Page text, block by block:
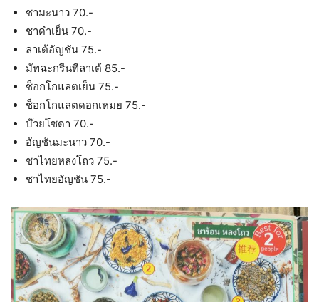
ชามะนาว 70.-
ชาดำเย็น 70.-
ลาเต้อัญชัน 75.-
มัทฉะกรีนทีลาเต้ 85.-
ช็อกโกแลตเย็น 75.-
ช็อกโกแลตดอกเหมย 75.-
บ๊วยโซดา 70.-
อัญชันมะนาว 70.-
ชาไทยหลงโถว 75.-
ชาไทยอัญชัน 75.-